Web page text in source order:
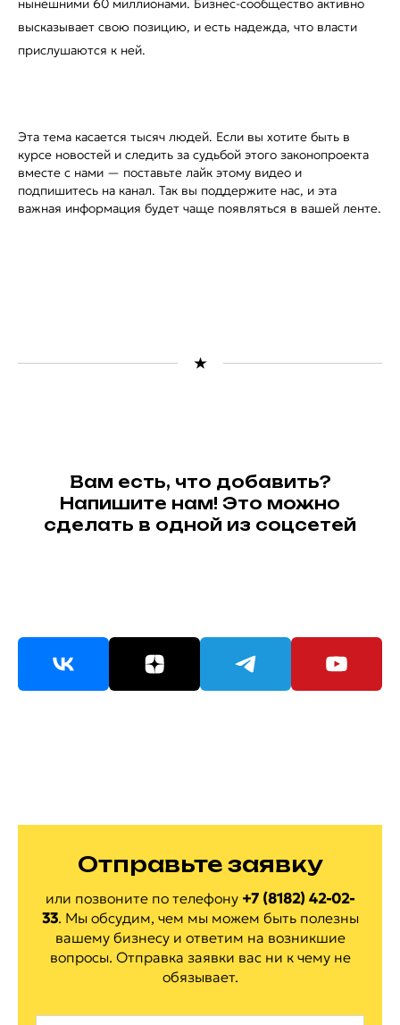
нынешними 60 миллионами. Бизнес-сообщество активно
высказывает свою позицию, и есть надежда, что власти
прислушаются к ней.
Эта тема касается тысяч людей. Если вы хотите быть в
курсе новостей и следить за судьбой этого законопроекта
вместе с нами — поставьте лайк этому видео и
подпишитесь на канал. Так вы поддержите нас, и эта
важная информация будет чаще появляться в вашей ленте.
Вам есть, что добавить?
Напишите нам! Это можно
сделать в одной из соцсетей
Отправьте заявку
или позвоните по телефону +7 (8182) 42-02-
33. Мы обсудим, чем мы можем быть полезны
вашему бизнесу и ответим на возникшие
вопросы. Отправка заявки вас ни к чему не
обязывает.